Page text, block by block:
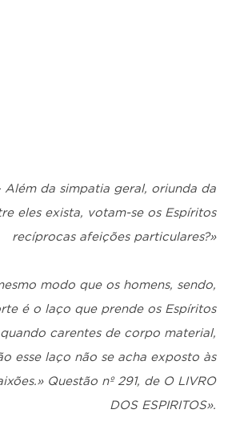
Além da simpatia geral, oriunda da
eles exista, votam-se os Espíritos
recíprocas afeições particulares?»
modo que os homens, sendo,
é o laço que prende os Espíritos
carentes de corpo material,
esse laço não se acha exposto às
Questão nº 291, de O LIVRO
DOS ESPIRITOS».